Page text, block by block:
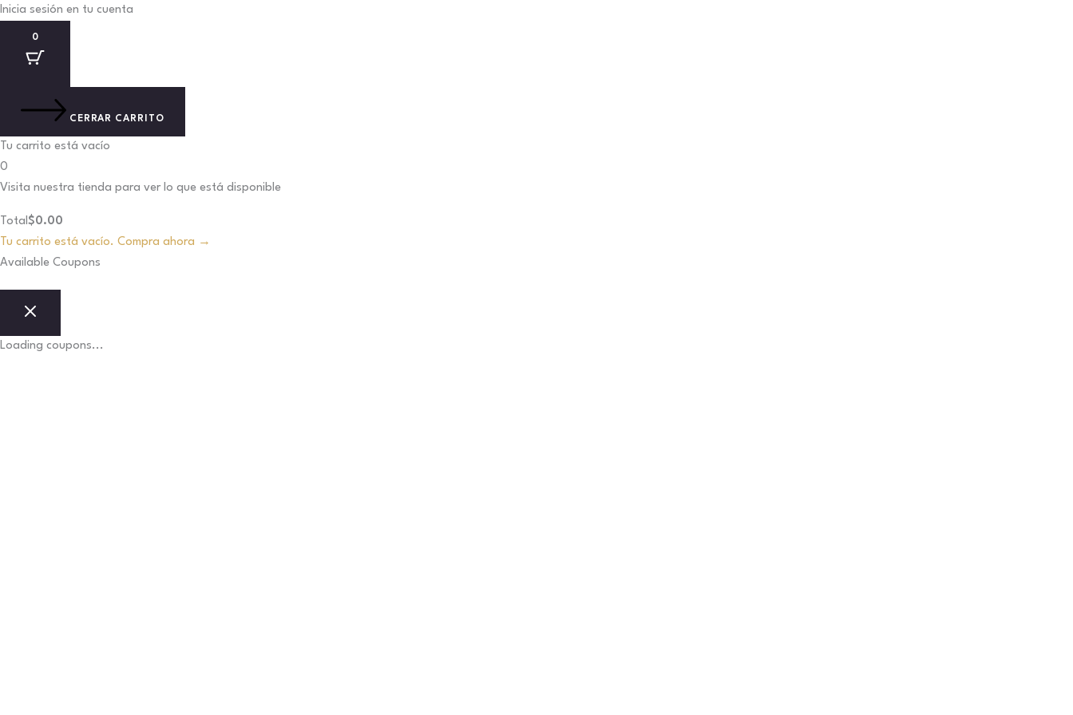
Inicia sesión en tu cuenta
0
CERRAR CARRITO
Tu carrito está vacío
0
Visita nuestra tienda para ver lo que está disponible
Total
carrito:
Total$0.00
Tu carrito está vacío. Compra ahora →
Available Coupons
Loading coupons...